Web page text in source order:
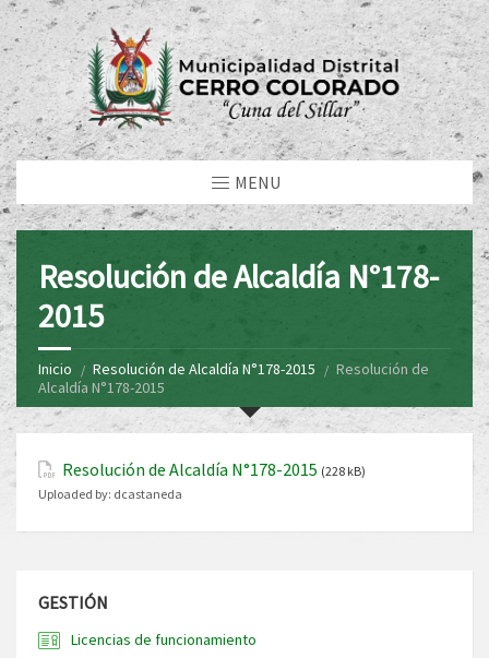
MENU
Resolución de Alcaldía N°178-
2015
Inicio Resolución de Alcaldía N°178-2015
Resolución de
Alcaldía N°178-2015
Resolución de Alcaldía N°178-2015 (228 kB)
Uploaded by: dcastaneda
GESTIÓN
Licencias de funcionamiento